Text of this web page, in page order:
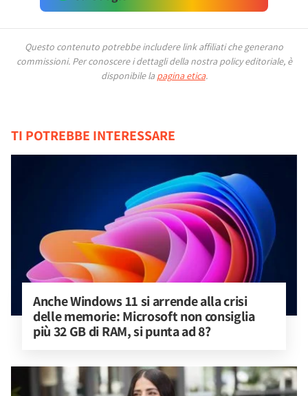
Questo contenuto potrebbe includere link affiliati che generano
commissioni. Per conoscere i dettagli della nostra policy editoriale, è
disponibile la pagina etica.
TI POTREBBE INTERESSARE
Anche Windows 11 si arrende alla crisi
delle memorie: Microsoft non consiglia
più 32 GB di RAM, si punta ad 8?